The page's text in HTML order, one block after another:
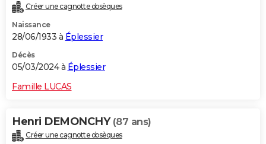
Créer une cagnotte obsèques
Naissance
28/06/1933 à Éplessier
Décès
05/03/2024 à Éplessier
Famille LUCAS
Henri DEMONCHY (87 ans)
Créer une cagnotte obsèques